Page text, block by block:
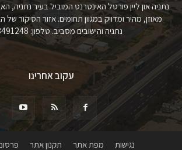
נתניה און ליין פורטל האינטרנט המוביל בעיר נתניה,
מאוזן, מהיר ומדויק במגוון תחומים. אזור הסיקור
נתניה והישובים מסביב. טלפון: 050-8491248
עקוב אחרינו
נגישות מפת אתר תקנון אתר